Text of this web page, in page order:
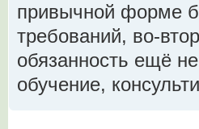
привычной форме
требований, во-
обязанность ещё
обучение,